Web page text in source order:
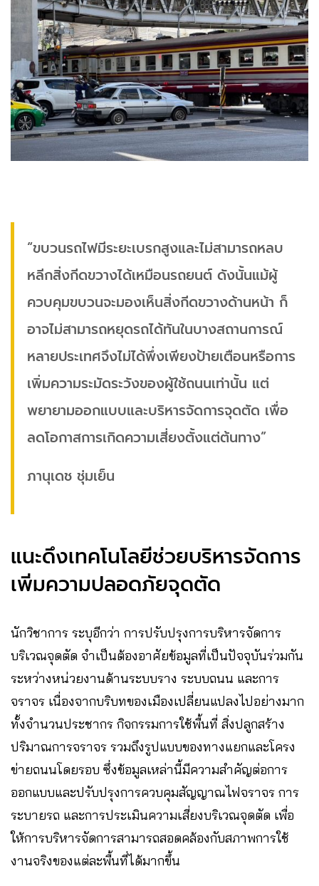
“ขบวนรถไฟมีระยะเบรกสูงและไม่สามารถหลบ
หลีกสิ่งกีดขวางได้เหมือนรถยนต์ ดังนั้นแม้ผู้
ควบคุมขบวนจะมองเห็นสิ่งกีดขวางด้านหน้า ก็
อาจไม่สามารถหยุดรถได้ทันในบางสถานการณ์
หลายประเทศจึงไม่ได้พึ่งเพียงป้ายเตือนหรือการ
เพิ่มความระมัดระวังของผู้ใช้ถนนเท่านั้น แต่
พยายามออกแบบและบริหารจัดการจุดตัด เพื่อ
ลดโอกาสการเกิดความเสี่ยงตั้งแต่ต้นทาง”
ภานุเดช ชุ่มเย็น
แนะดึงเทคโนโลยีช่วยบริหารจัดการ
เพิ่มความปลอดภัยจุดตัด
นักวิชาการ ระบุอีกว่า การปรับปรุงการบริหารจัดการ
บริเวณจุดตัด จำเป็นต้องอาศัยข้อมูลที่เป็นปัจจุบันร่วมกัน
ระหว่างหน่วยงานด้านระบบราง ระบบถนน และการ
จราจร เนื่องจากบริบทของเมืองเปลี่ยนแปลงไปอย่างมาก
ทั้งจำนวนประชากร กิจกรรมการใช้พื้นที่ สิ่งปลูกสร้าง
ปริมาณการจราจร รวมถึงรูปแบบของทางแยกและโครง
ข่ายถนนโดยรอบ ซึ่งข้อมูลเหล่านี้มีความสำคัญต่อการ
ออกแบบและปรับปรุงการควบคุมสัญญาณไฟจราจร การ
ระบายรถ และการประเมินความเสี่ยงบริเวณจุดตัด เพื่อ
ให้การบริหารจัดการสามารถสอดคล้องกับสภาพการใช้
งานจริงของแต่ละพื้นที่ได้มากขึ้น